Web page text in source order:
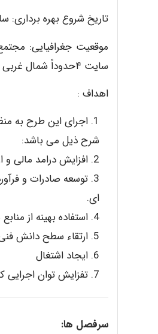
تاریخ شروع بهره برداری: سال
موقعیت جغرافیایی:
سایت ۴حدوداً شمال غربی مجتمع پتروشیمی بندر امام، در زمینی به مساحت ۵۵ هکتار واقع است.
اهداف :
اجرای این طرح به
شرح ذیل می باشد:
افزایش درامد مالی
توسعه صادرات و
ای.
استفاده بهینه از
ارتقاء سطح دانش
ایجاد اشتغال
تفزایش توان اجرایی
سرفصل ها: